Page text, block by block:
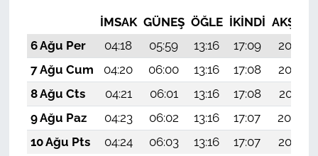
İMSAK GÜNEŞ ÖĞLE İKINDI AKŞAM
6 Ağu Per
04:18 05:59 13:16 17:09
20:23
7 Ağu Cum
04:20 06:00 13:16 17:08
20:22
8 Ağu Cts
04:21 06:01 13:16 17:08
20:21
9 Ağu Paz
04:23 06:02 13:16 17:07
20:20
10 Ağu Pts
04:24 06:03 13:16 17:07 20:18